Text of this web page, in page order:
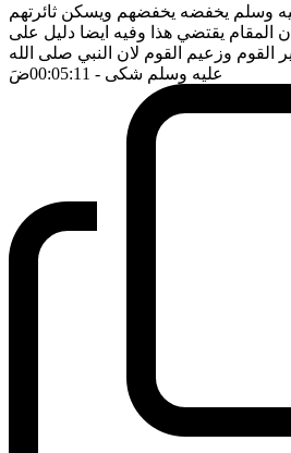
وسلم يخفضه يخفضهم ويسكن ثائرتهم
المقام يقتضي هذا وفيه ايضا دليل على
القوم وزعيم القوم لان النبي صلى الله
عليه وسلم شكى - 00:05:11 ضَ